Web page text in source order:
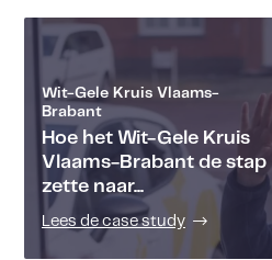
Wit-Gele Kruis Vlaams-
Brabant
Hoe het Wit-Gele Kruis
Vlaams-Brabant de stap
zette naar...
Lees de case study